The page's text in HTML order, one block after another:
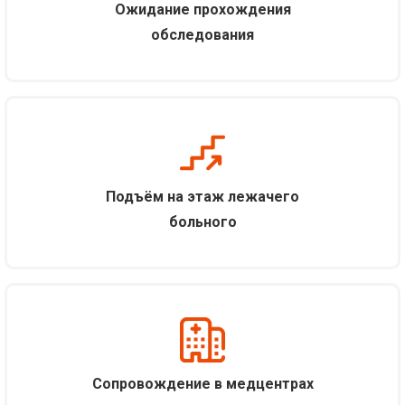
Ожидание прохождения
обследования
Подъём на этаж лежачего
больного
Сопровождение в медцентрах